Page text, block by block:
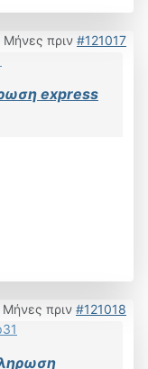
Μήνες πριν #121017
express
Μήνες πριν #121018